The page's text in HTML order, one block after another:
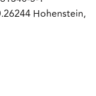
Hohenstein,